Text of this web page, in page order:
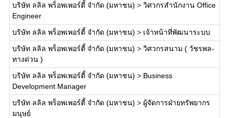
บริษัท ลลิล พร็อพเพอร์ตี้ จำกัด (มหาชน) > วิศวกรสำนักงาน Office
Engineer
บริษัท ลลิล พร็อพเพอร์ตี้ จำกัด (มหาชน) > เจ้าหน้าที่พัฒนาระบบ
บริษัท ลลิล พร็อพเพอร์ตี้ จำกัด (มหาชน) > วิศวกรสนาม ( วัชรพล-
ทางด่วน )
บริษัท ลลิล พร็อพเพอร์ตี้ จำกัด (มหาชน) > Business
Development Manager
บริษัท ลลิล พร็อพเพอร์ตี้ จำกัด (มหาชน) > ผู้จัดการฝ่ายทรัพยากร
มนุษย์